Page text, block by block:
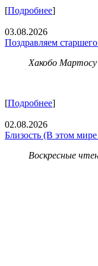
[Подробнее]
03.08.2026
Поздравляем
Хакобо
[Подробнее]
02.08.2026
Близость (В этом
Воскресные